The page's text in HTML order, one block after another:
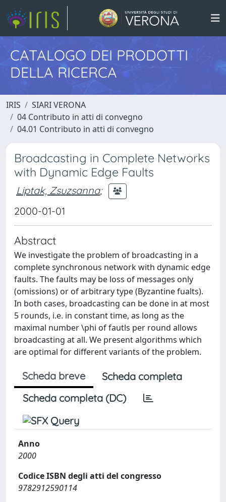
CATALOGO DEI PRODOTTI
DELLA RICERCA
IRIS
SIARI VERONA
04 Contributo in atti di convegno
04.01 Contributo in atti di convegno
Broadcasting in Complete Networks
with Dynamic Edge Faults
Liptak, Zsuzsanna;
2000-01-01
Abstract
We investigate the problem of broadcasting in a
complete synchronous network with dynamic edge
faults. The faults may be loss of messages only
(omissions) or of arbitrary type (Byzantine fualts).
In both cases, broadcasting can be done in at most
5 rounds, i.e. in constant time, as long as the
maximal number \phi of fautls per round allows
broadcasting at all. We present algorithms which
are optimal for different variants of the problem.
Scheda breve
Scheda completa
Scheda completa (DC)
Anno
2000
Codice ISBN degli atti del congresso
9782912590114